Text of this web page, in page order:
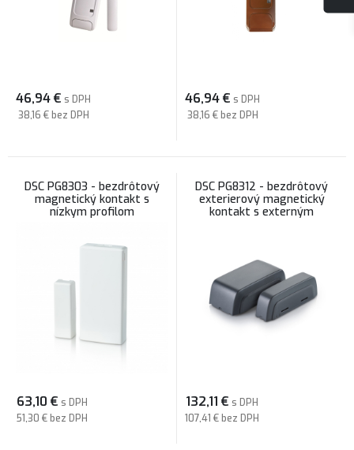
46,94€ s DPH
38,16 € bez DPH
46,94€ s DPH
38,16 € bez DPH
DSC PG8303 - bezdrôtový
magnetický kontakt s
nízkym profilom
63,10 € s DPH
51,30 € bez DPH
DSC PG8312 - bezdrôtový
exterierový magnetický
kontakt s externým
132,11 € s DPH
107,41 € bez DPH